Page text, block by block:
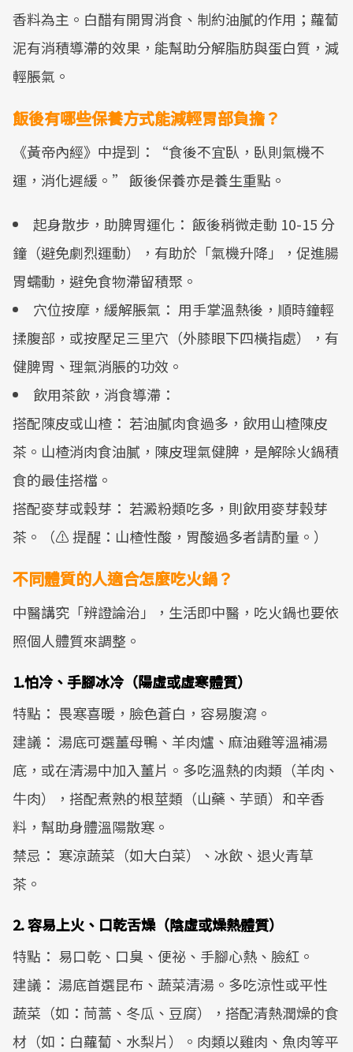
香料為主。白醋有開胃消食、制約油膩的作用；蘿蔔
泥有消積導滯的效果，能幫助分解脂肪與蛋白質，減
輕脹氣。
飯後有哪些保養方式能減輕胃部負擔？
《黃帝內經》中提到：“食後不宜臥，臥則氣機不
運，消化遲緩。” 飯後保養亦是養生重點。
起身散步，助脾胃運化： 飯後稍微走動 10-15 分
鐘（避免劇烈運動），有助於「氣機升降」，促進腸
胃蠕動，避免食物滯留積聚。
穴位按摩，緩解脹氣： 用手掌溫熱後，順時鐘輕
揉腹部，或按壓足三里穴（外膝眼下四橫指處），有
健脾胃、理氣消脹的功效。
飲用茶飲，消食導滯：
搭配陳皮或山楂： 若油膩肉食過多，飲用山楂陳皮
茶。山楂消肉食油膩，陳皮理氣健脾，是解除火鍋積
食的最佳搭檔。
搭配麥芽或穀芽： 若澱粉類吃多，則飲用麥芽穀芽
茶。（⚠️ 提醒：山楂性酸，胃酸過多者請酌量。）
不同體質的人適合怎麼吃火鍋？
中醫講究「辨證論治」，生活即中醫，吃火鍋也要依
照個人體質來調整。
1.怕冷、手腳冰冷（陽虛或虛寒體質）
特點： 畏寒喜暖，臉色蒼白，容易腹瀉。
建議： 湯底可選薑母鴨、羊肉爐、麻油雞等溫補湯
底，或在清湯中加入薑片。多吃溫熱的肉類（羊肉、
牛肉），搭配煮熟的根莖類（山藥、芋頭）和辛香
料，幫助身體溫陽散寒。
禁忌： 寒涼蔬菜（如大白菜）、冰飲、退火青草
茶。
2. 容易上火、口乾舌燥（陰虛或燥熱體質）
特點： 易口乾、口臭、便祕、手腳心熱、臉紅。
建議： 湯底首選昆布、蔬菜清湯。多吃涼性或平性
蔬菜（如：茼蒿、冬瓜、豆腐），搭配清熱潤燥的食
材（如：白蘿蔔、水梨片）。肉類以雞肉、魚肉等平